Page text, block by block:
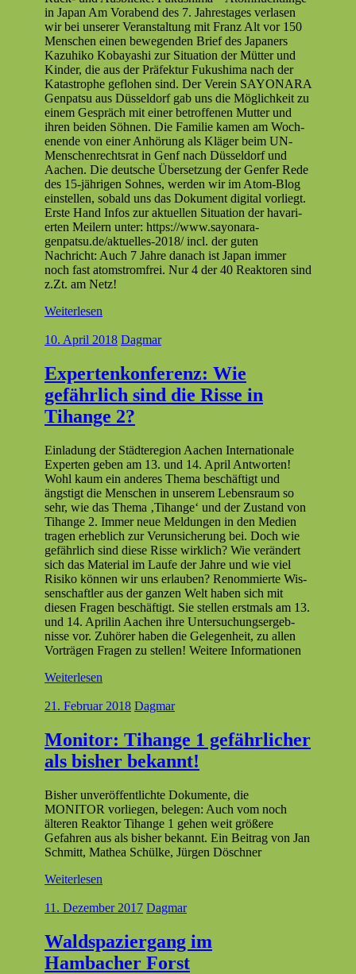
in Japan Am Vor­abend des 7. Jahrestages ver­lasen
wir bei unser­er Ver­anstal­tung mit Franz Alt vor 150
Men­schen einen bewe­gen­den Brief des Japan­ers
Kazuhiko Kobayashi zur Sit­u­a­tion der Müt­ter und
Kinder, die aus der Präfek­tur Fukushi­ma nach der
Katas­tro­phe geflo­hen sind. Der Vere­in SAYONARA
Gen­pat­su aus Düs­sel­dorf gab uns die Möglichkeit zu
einem Gespräch mit ein­er betrof­fe­nen Mut­ter und
ihren bei­den Söh­nen. Die Fam­i­lie kamen am Woch­
enende von ein­er Anhörung als Kläger beim UN-
Men­schen­recht­srat in Genf nach Düs­sel­dorf und
Aachen. Die deutsche Über­set­zung der Gen­fer Rede
des 15-jähri­­gen Sohnes, wer­den wir im Atom-Blog
ein­stellen, sobald uns das Doku­ment dig­i­tal vor­liegt.
Erste Hand Infos zur aktuellen Sit­u­a­tion der havari­
erten Meil­ern unter: https://www.sayonara-
genpatsu.de/aktuelles-2018/ incl. der guten
Nachricht: Auch 7 Jahre danach ist Japan immer
noch fast atom­strom­frei. Nur 4 der 40 Reak­toren sind
z.Zt. am Netz!
Weiterlesen
10. April 2018 Dagmar
Expertenkonferenz: Wie
gefährlich sind die Risse in
Tihange 2?
Ein­ladung der Städtere­gion Aachen Inter­na­tionale
Experten geben am 13. und 14. April Antworten!
Wohl kaum ein anderes The­ma beschäftigt und
ängstigt die Men­schen in unserem Leben­sraum so
sehr, wie das The­ma ‚Tihange‘ und der Zus­tand von
Tihange 2. Immer neue Mel­dun­gen in den Medi­en
tra­gen erhe­blich zur Verun­sicherung bei. Doch wie
gefährlich sind diese Risse wirk­lich? Wie verän­dert
sich das Mate­r­i­al im Laufe der Jahre und wie viel
Risiko kön­nen wir uns erlauben? Renom­mierte Wis­
senschaftler aus der ganzen Welt haben sich mit
diesen Fra­gen beschäftigt. Sie stellen erst­mals am 13.
und 14. Aprilin Aachen ihre Unter­suchungsergeb­
nisse vor. Zuhör­er haben die Gele­gen­heit, zu allen
Vorträ­gen Fra­gen zu stellen! Weit­ere Informationen
Weiterlesen
21. Februar 2018 Dagmar
Monitor: Tihange 1 gefährlicher
als bisher bekannt!
Bish­er unveröf­fentlichte Doku­mente, die
MONITOR vor­liegen, bele­gen: Auch vom noch
älteren Reak­tor Tihange 1 gehen weit größere
Gefahren aus als bish­er bekan­nt. Ein Beitrag von Jan
Schmitt, Math­ea Schülke, Jür­gen Döschner
Weiterlesen
11. Dezember 2017 Dagmar
Waldspaziergang im
Hambacher Forst